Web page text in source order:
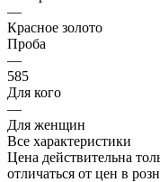
—
Красное золото
Проба
—
585
Для кого
—
Для женщин
Все характеристики
Цена действительна
отличаться от цен в